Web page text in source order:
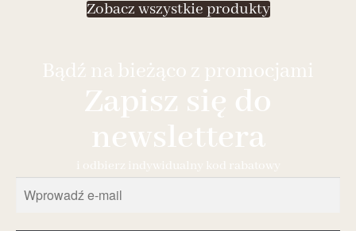
Zobacz wszystkie produkty
Bądź na bieżąco z promocjami
Zapisz się do
newslettera
i odbierz indywidualny kod rabatowy